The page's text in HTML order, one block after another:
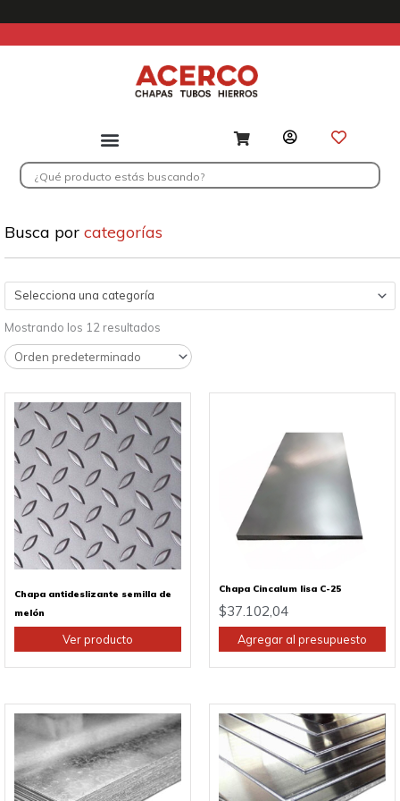
al
contenido
Search
...
Busca por categorías
Selecciona una categoría
Mostrando los 12 resultados
Chapa antideslizante semilla de
melón
Ver producto
Este
producto
tiene
múltiples
variantes.
Las
opciones
se
pueden
elegir
en
página
producto
Chapa Cincalum lisa C-25
$37.102,04
Agregar al presupuesto
Este
tiene
múltiples
variantes.
Este
producto
tiene
múltiples
variantes.